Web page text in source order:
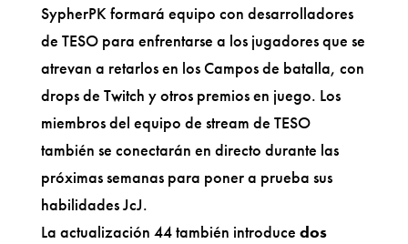
SypherPK formará equipo con desarrolladores
de TESO para enfrentarse a los jugadores que se
atrevan a retarlos en los Campos de batalla, con
drops de Twitch y otros premios en juego. Los
miembros del equipo de stream de TESO
también se conectarán en directo durante las
próximas semanas para poner a prueba sus
habilidades JcJ.
La actualización 44 también introduce dos